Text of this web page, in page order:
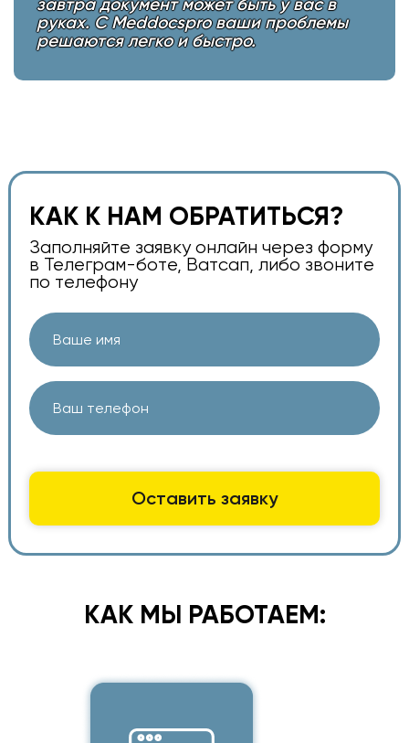
руках. С Meddocspro ваши проблемы
решаются легко и быстро.
КАК К НАМ ОБРАТИТЬСЯ?
Заполняйте заявку онлайн через форму
в Телеграм-боте, Ватсап, либо звоните
по телефону
КАК МЫ РАБОТАЕМ: